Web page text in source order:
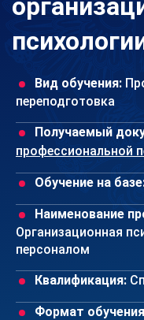
Вид обучения:
переподготовка
Получаемый
профессиональной
Обучение на
Наименование
Организационная
персоналом
Квалификация:
Формат